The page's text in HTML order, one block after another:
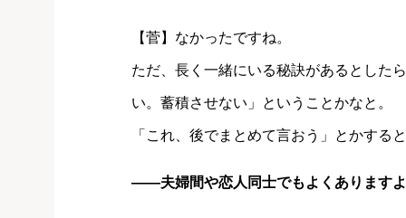
【菅】なかったですね。
ただ、長く一緒にいる秘訣があるとした
い。蓄積させない」ということかなと。
「これ、後でまとめて言おう」とかする
――夫婦間や恋人同士でもよくあります